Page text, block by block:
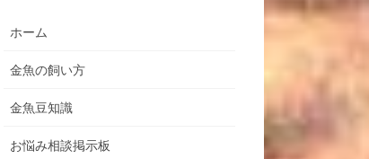
ホーム
金魚の飼い方
金魚豆知識
お悩み相談掲示板